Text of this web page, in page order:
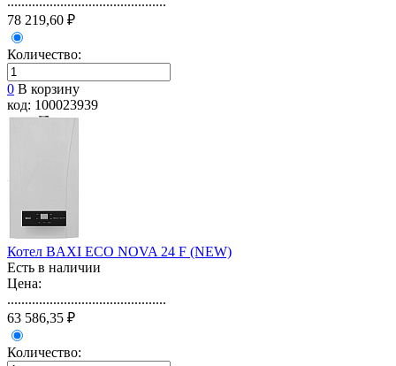
78 219,60 ₽
Количество:
0 В корзину
код: 100023939
Котел BAXI ECO NOVA 24 F (NEW)
Есть в наличии
Цена:
.............................................
63 586,35 ₽
Количество: